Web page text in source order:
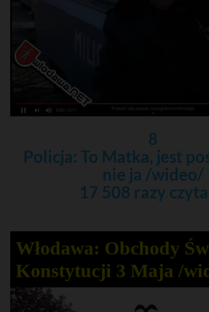
8
Policja: To Matka, jest
nie ja /wideo/
17 508 razy
Włodawa: Obchody
Konstytucji 3 Maja /